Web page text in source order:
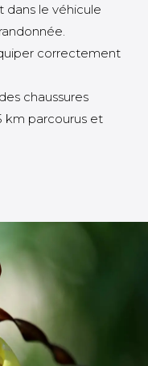
dans le véhicule
correctement
chaussures
km parcourus et